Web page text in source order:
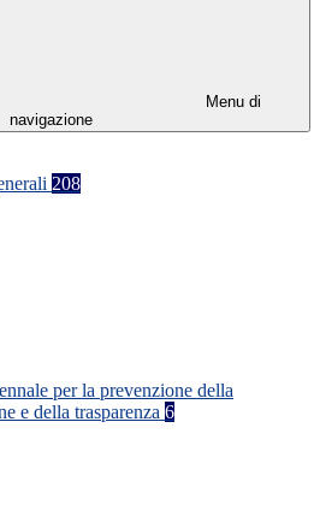
Menu di
navigazione
208
per la prevenzione della
e della trasparenza 6